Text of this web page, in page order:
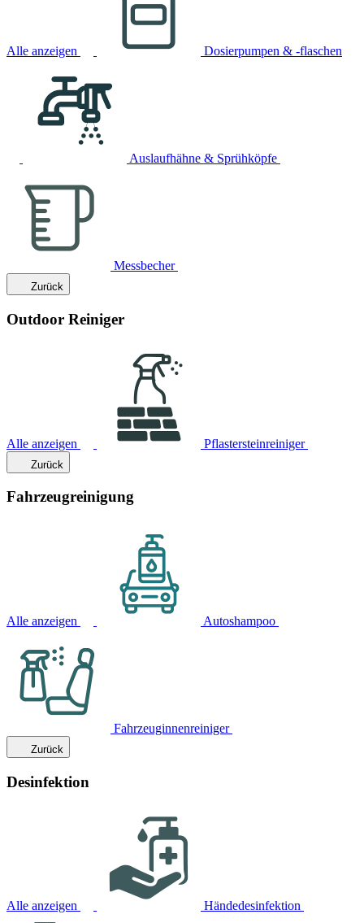
Alle anzeigen Dosierpumpen & -flaschen
Auslaufhähne & Sprühköpfe
Messbecher
Zurück
Outdoor Reiniger
Alle anzeigen Pflastersteinreiniger
Zurück
Fahrzeugreinigung
Alle anzeigen Autoshampoo
Fahrzeuginnenreiniger
Zurück
Desinfektion
Alle anzeigen Händedesinfektion